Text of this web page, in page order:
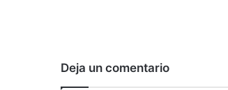
Deja un comentario